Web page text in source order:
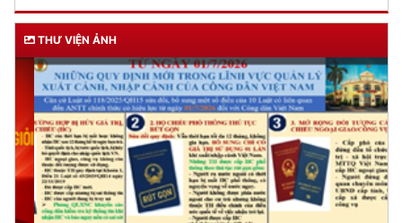
THƯ VIỆN ẢNH